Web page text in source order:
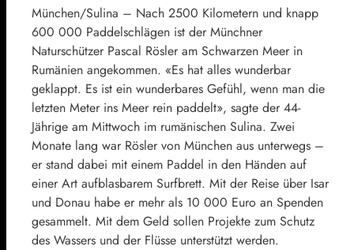
München/Sulina – Nach 2500 Kilometern und knapp
600 000 Paddelschlägen ist der Münchner
Naturschützer Pascal Rösler am Schwarzen Meer in
Rumänien angekommen. «Es hat alles wunderbar
geklappt. Es ist ein wunderbares Gefühl, wenn man die
letzten Meter ins Meer rein paddelt», sagte der 44-
Jährige am Mittwoch im rumänischen Sulina. Zwei
Monate lang war Rösler von München aus unterwegs –
er stand dabei mit einem Paddel in den Händen auf
einer Art aufblasbarem Surfbrett. Mit der Reise über Isar
und Donau habe er mehr als 10 000 Euro an Spenden
gesammelt. Mit dem Geld sollen Projekte zum Schutz
des Wassers und der Flüsse unterstützt werden.